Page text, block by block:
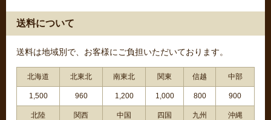
送料について
送料は地域別で、お客様にご負担いただいております。
北海道 北東北 南東北 関東 信越 中部
1,500 960 1,200 1,000 800 900
北陸 関西 中国 四国 九州 沖縄